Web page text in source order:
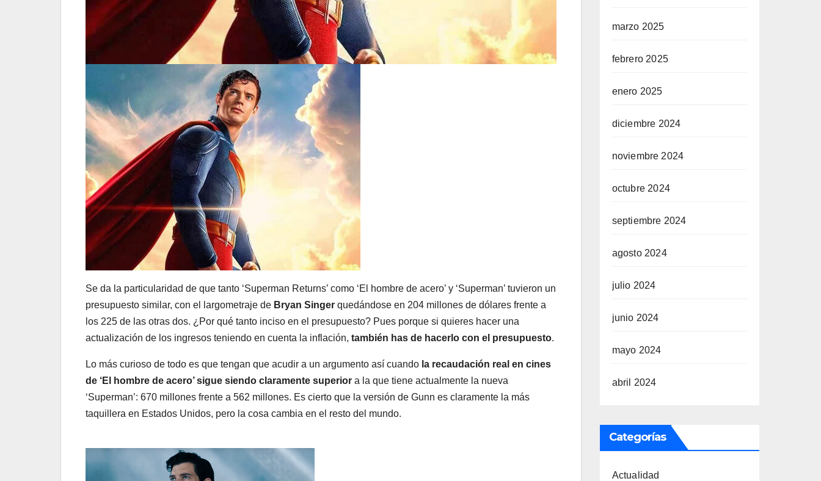
Se da la particularidad de que tanto ‘Superman Returns’ como ‘El hombre de acero’ y ‘Superman’ tuvieron un
presupuesto similar, con el largometraje de Bryan Singer quedándose en 204 millones de dólares frente a
los 225 de las otras dos. ¿Por qué tanto inciso en el presupuesto? Pues porque si quieres hacer una
actualización de los ingresos teniendo en cuenta la inflación, también has de hacerlo con el presupuesto.
Lo más curioso de todo es que tengan que acudir a un argumento así cuando la recaudación real en cines
de ‘El hombre de acero’ sigue siendo claramente superior a la que tiene actualmente la nueva
‘Superman’: 670 millones frente a 562 millones. Es cierto que la versión de Gunn es claramente la más
taquillera en Estados Unidos, pero la cosa cambia en el resto del mundo.
marzo 2025
febrero 2025
enero 2025
diciembre 2024
noviembre 2024
octubre 2024
septiembre 2024
agosto 2024
julio 2024
junio 2024
mayo 2024
abril 2024
Categorías
Actualidad